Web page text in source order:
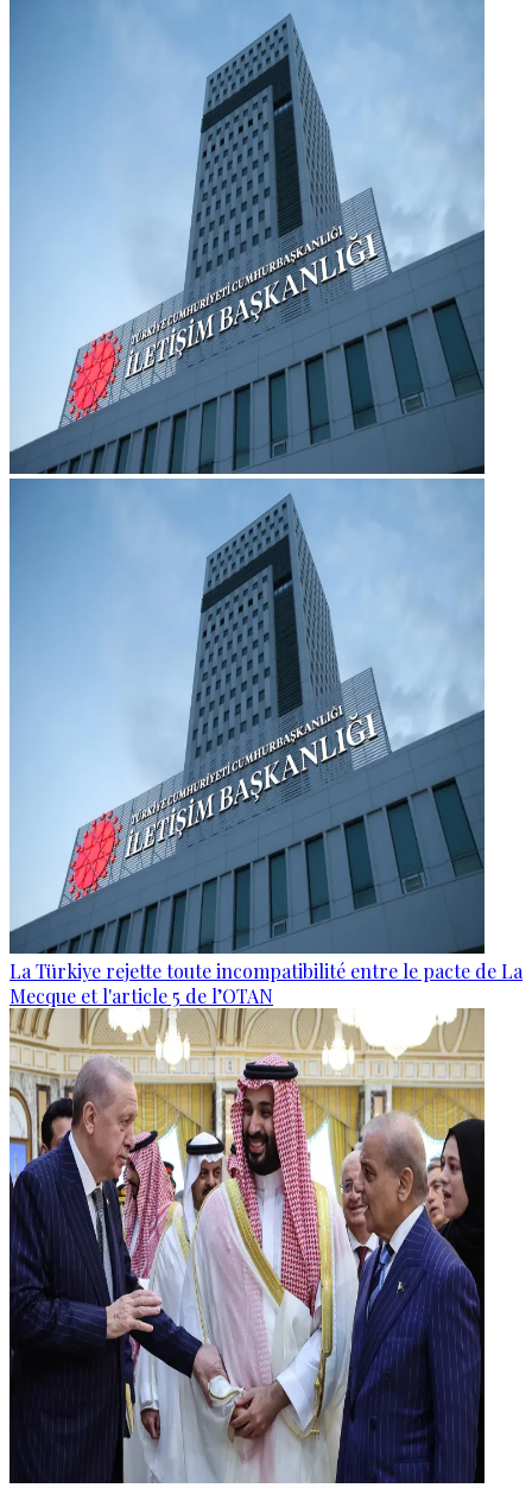
La Türkiye rejette toute incompatibilité entre le pacte de La
Mecque et l'article 5 de l’OTAN